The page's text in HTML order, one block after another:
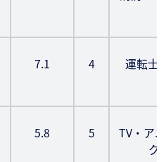
7.1 4 運転士
5.8 5
TV・ア
ク